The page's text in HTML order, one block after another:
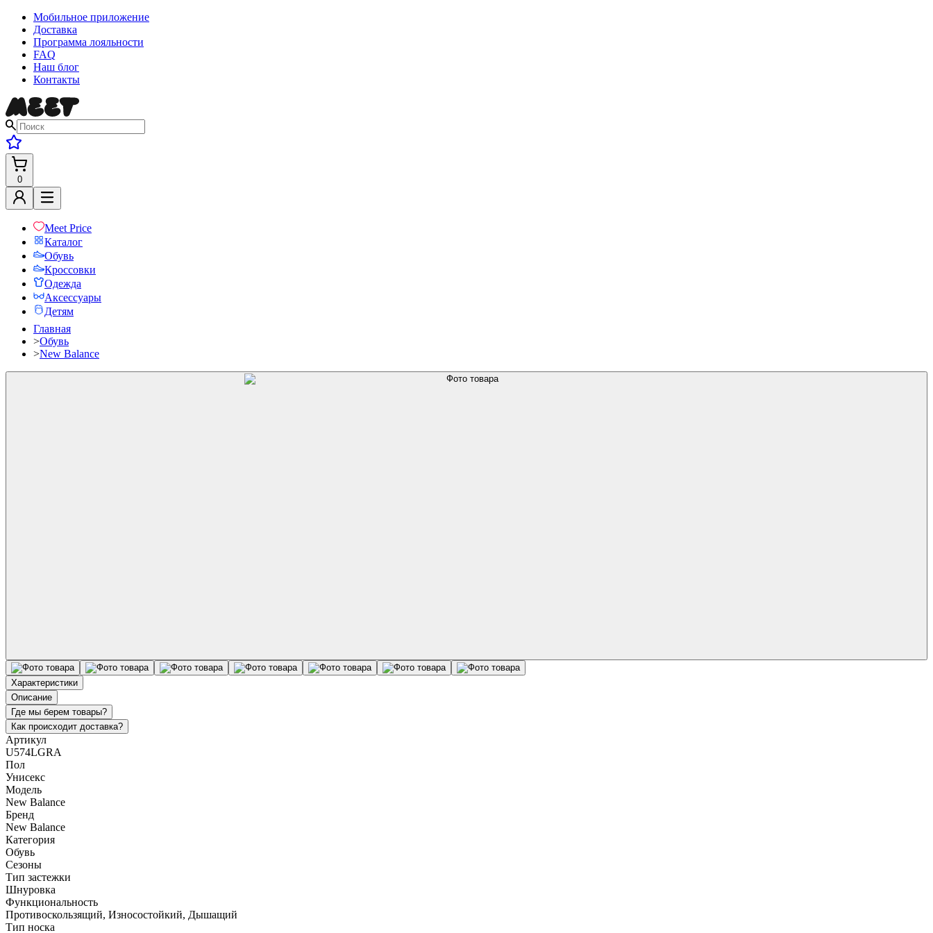
Мобильное приложение
Доставка
Программа лояльности
FAQ
Наш блог
Контакты
0
Meet Price
Каталог
Обувь
Кроссовки
Одежда
Аксессуары
Детям
Главная
>Обувь
>New Balance
Характеристики
Описание
Где мы берем товары?
Как происходит доставка?
Артикул
U574LGRA
Пол
Унисекс
Модель
New Balance
Бренд
New Balance
Категория
Обувь
Сезоны
Тип застежки
Шнуровка
Функциональность
Противоскользящий, Износостойкий, Дышащий
Тип носка